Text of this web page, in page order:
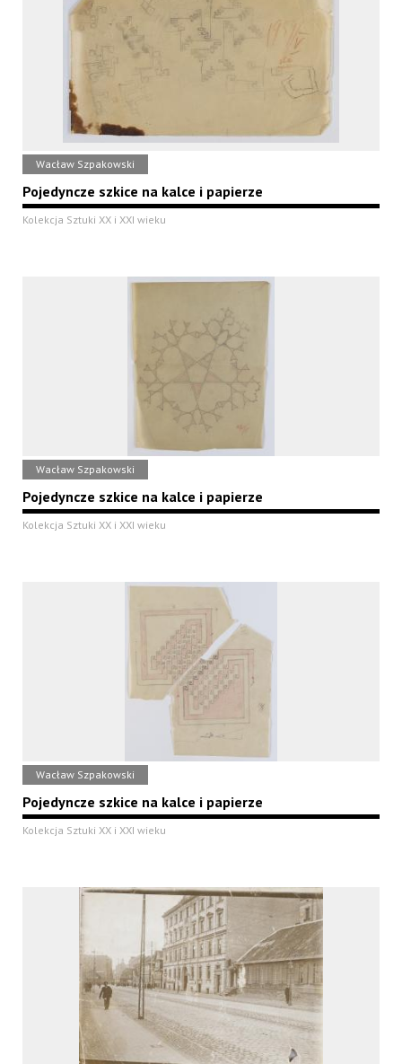
Wacław Szpakowski
Pojedyncze szkice na kalce i papierze
Kolekcja Sztuki XX i XXI wieku
Wacław Szpakowski
Pojedyncze szkice na kalce i papierze
Kolekcja Sztuki XX i XXI wieku
Wacław Szpakowski
Pojedyncze szkice na kalce i papierze
Kolekcja Sztuki XX i XXI wieku